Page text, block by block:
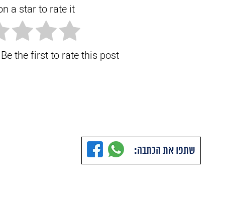
a star to rate it!
the first to rate this post.
שתפו את הכתבה: